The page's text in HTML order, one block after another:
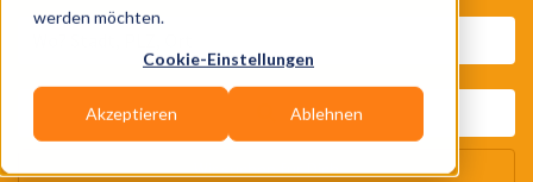
werden möchten.
Cookie-Einstellungen
Akzeptieren Ablehnen
Wir suchen für Dich